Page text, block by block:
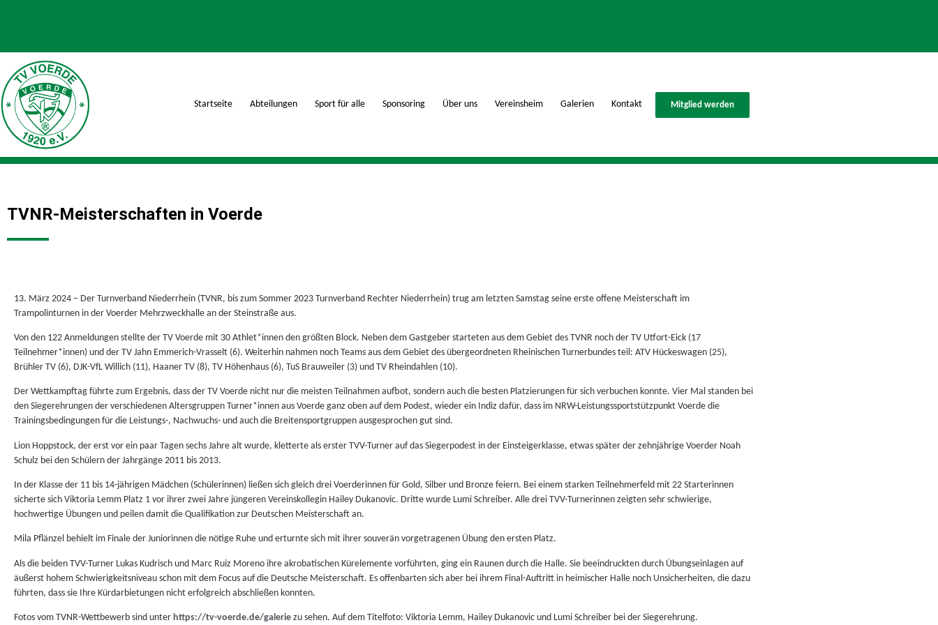
Startseite Abteilungen Sport für alle Sponsoring Über uns Vereinsheim Galerien Kontakt Mitglied werden
TVNR-Meisterschaften in Voerde
13. März 2024 – Der Turnverband Niederrhein (TVNR, bis zum Sommer 2023 Turnverband Rechter Niederrhein) trug am letzten Samstag seine erste offene Meisterschaft im
Trampolinturnen in der Voerder Mehrzweckhalle an der Steinstraße aus.
Von den 122 Anmeldungen stellte der TV Voerde mit 30 Athlet*innen den größten Block. Neben dem Gastgeber starteten aus dem Gebiet des TVNR noch der TV Utfort-Eick (17
Teilnehmer*innen) und der TV Jahn Emmerich-Vrasselt (6). Weiterhin nahmen noch Teams aus dem Gebiet des übergeordneten Rheinischen Turnerbundes teil: ATV Hückeswagen (25),
Brühler TV (6), DJK-VfL Willich (11), Haaner TV (8), TV Höhenhaus (6), TuS Brauweiler (3) und TV Rheindahlen (10).
Der Wettkampftag führte zum Ergebnis, dass der TV Voerde nicht nur die meisten Teilnahmen aufbot, sondern auch die besten Platzierungen für sich verbuchen konnte. Vier Mal standen bei
den Siegerehrungen der verschiedenen Altersgruppen Turner*innen aus Voerde ganz oben auf dem Podest, wieder ein Indiz dafür, dass im NRW-Leistungssportstützpunkt Voerde die
Trainingsbedingungen für die Leistungs-, Nachwuchs- und auch die Breitensportgruppen ausgesprochen gut sind.
Lion Hoppstock, der erst vor ein paar Tagen sechs Jahre alt wurde, kletterte als erster TVV-Turner auf das Siegerpodest in der Einsteigerklasse, etwas später der zehnjährige Voerder Noah
Schulz bei den Schülern der Jahrgänge 2011 bis 2013.
In der Klasse der 11 bis 14-jährigen Mädchen (Schülerinnen) ließen sich gleich drei Voerderinnen für Gold, Silber und Bronze feiern. Bei einem starken Teilnehmerfeld mit 22 Starterinnen
sicherte sich Viktoria Lemm Platz 1 vor ihrer zwei Jahre jüngeren Vereinskollegin Hailey Dukanovic. Dritte wurde Lumi Schreiber. Alle drei TVV-Turnerinnen zeigten sehr schwierige,
hochwertige Übungen und peilen damit die Qualifikation zur Deutschen Meisterschaft an.
Mila Pflänzel behielt im Finale der Juniorinnen die nötige Ruhe und erturnte sich mit ihrer souverän vorgetragenen Übung den ersten Platz.
Als die beiden TVV-Turner Lukas Kudrisch und Marc Ruiz Moreno ihre akrobatischen Kürelemente vorführten, ging ein Raunen durch die Halle. Sie beeindruckten durch Übungseinlagen auf
äußerst hohem Schwierigkeitsniveau schon mit dem Focus auf die Deutsche Meisterschaft. Es offenbarten sich aber bei ihrem Final-Auftritt in heimischer Halle noch Unsicherheiten, die dazu
führten, dass sie Ihre Kürdarbietungen nicht erfolgreich abschließen konnten.
Fotos vom TVNR-Wettbewerb sind unter https://tv-voerde.de/galerie zu sehen. Auf dem Titelfoto: Viktoria Lemm, Hailey Dukanovic und Lumi Schreiber bei der Siegerehrung.